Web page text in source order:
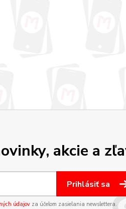
akcie a
Prihlásiť sa
údajovza účelom zasielania newslettera.